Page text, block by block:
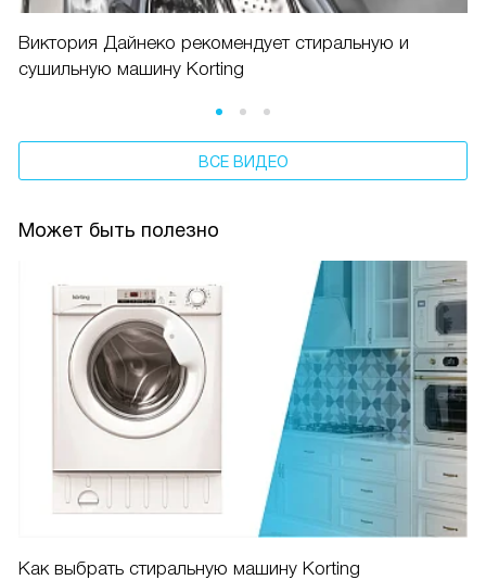
Виктория Дайнеко рекомендует стиральную и
сушильную машину Korting
ВСЕ ВИДЕО
Может быть полезно
Как выбрать стиральную машину Korting